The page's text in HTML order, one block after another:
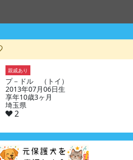
親戚あり
プ－ドル （トイ）
2013年07月06日生
享年10歳3ヶ月
埼玉県
2